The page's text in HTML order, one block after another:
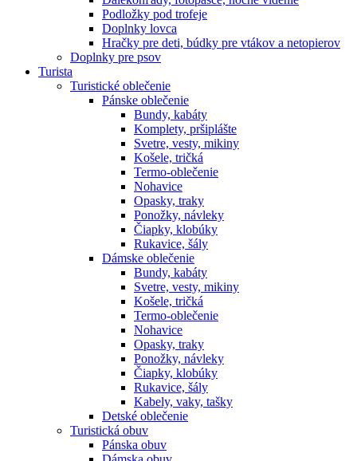
Podložky pod trofeje
Doplnky lovca
Hračky pre deti, búdky pre vtákov a netopierov
Doplnky pre psov
Turista
Turistické oblečenie
Pánske oblečenie
Bundy, kabáty
Komplety, pršiplášte
Svetre, vesty, mikiny
Košele, tričká
Termo-oblečenie
Nohavice
Opasky, traky
Ponožky, návleky
Čiapky, klobúky
Rukavice, šály
Dámske oblečenie
Bundy, kabáty
Svetre, vesty, mikiny
Košele, tričká
Termo-oblečenie
Nohavice
Opasky, traky
Ponožky, návleky
Čiapky, klobúky
Rukavice, šály
Kabely, vaky, tašky
Detské oblečenie
Turistická obuv
Pánska obuv